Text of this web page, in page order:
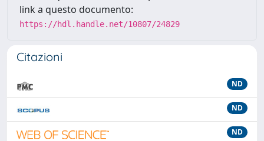
link a questo documento:
https://hdl.handle.net/10807/24829
Citazioni
ND
ND
ND